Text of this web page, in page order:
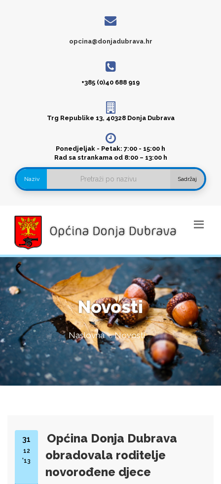
opcina@donjadubrava.hr
+385 (0)40 688 919
Trg Republike 13, 40328 Donja Dubrava
Ponedjeljak - Petak: 7:00 - 15:00 h
Rad sa strankama od 8:00 – 13:00 h
Naziv Sadržaj
Novosti
Naslovna Novosti
31
12
'13
Općina Donja Dubrava
obradovala roditelje
novorođene djece